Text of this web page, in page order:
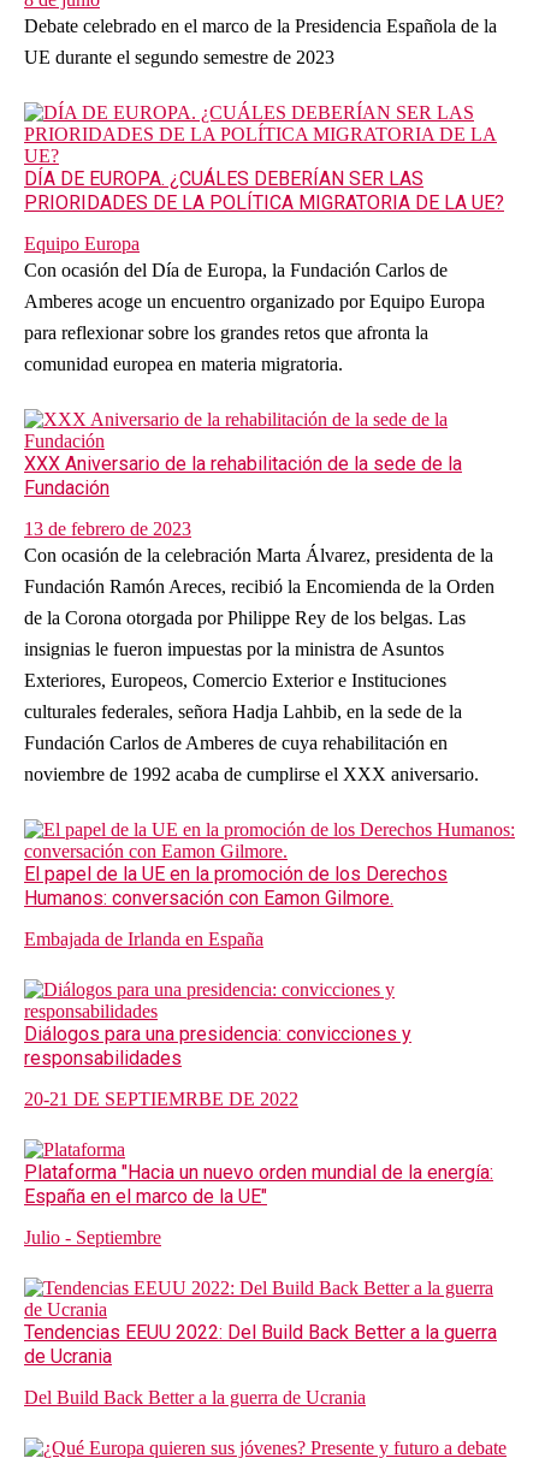
Debate celebrado en el marco de la Presidencia Española de la
UE durante el segundo semestre de 2023
DÍA DE EUROPA. ¿CUÁLES DEBERÍAN SER LAS
PRIORIDADES DE LA POLÍTICA MIGRATORIA DE LA UE?
Equipo Europa
Con ocasión del Día de Europa, la Fundación Carlos de
Amberes acoge un encuentro organizado por Equipo Europa
para reflexionar sobre los grandes retos que afronta la
comunidad europea en materia migratoria.
XXX Aniversario de la rehabilitación de la sede de la
Fundación
13 de febrero de 2023
Con ocasión de la celebración Marta Álvarez, presidenta de la
Fundación Ramón Areces, recibió la Encomienda de la Orden
de la Corona otorgada por Philippe Rey de los belgas. Las
insignias le fueron impuestas por la ministra de Asuntos
Exteriores, Europeos, Comercio Exterior e Instituciones
culturales federales, señora Hadja Lahbib, en la sede de la
Fundación Carlos de Amberes de cuya rehabilitación en
noviembre de 1992 acaba de cumplirse el XXX aniversario.
El papel de la UE en la promoción de los Derechos
Humanos: conversación con Eamon Gilmore.
Embajada de Irlanda en España
Diálogos para una presidencia: convicciones y
responsabilidades
20-21 DE SEPTIEMRBE DE 2022
Plataforma "Hacia un nuevo orden mundial de la energía:
España en el marco de la UE"
Julio - Septiembre
Tendencias EEUU 2022: Del Build Back Better a la guerra
de Ucrania
Del Build Back Better a la guerra de Ucrania